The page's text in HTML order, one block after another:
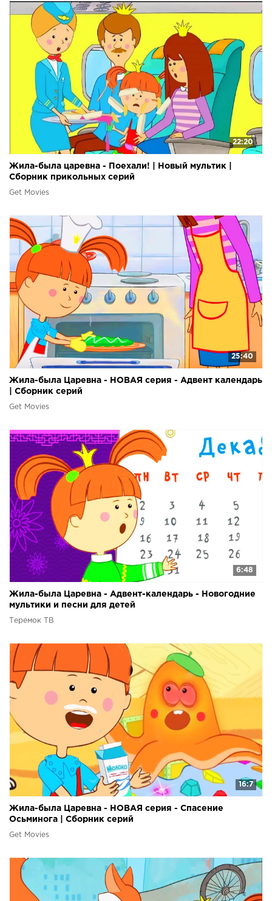
22:20
Жила-была царевна - Поехали! | Новый мультик |
Сборник прикольных серий
Get Movies
25:40
Жила-была Царевна - НОВАЯ серия - Адвент календарь
| Сборник серий
Get Movies
6:48
Жила-была Царевна - Адвент-календарь - Новогодние
мультики и песни для детей
Теремок ТВ
16:7
Жила-была Царевна - НОВАЯ серия - Спасение
Осьминога | Сборник серий
Get Movies